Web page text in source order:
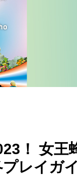
！ 女王
レイガ